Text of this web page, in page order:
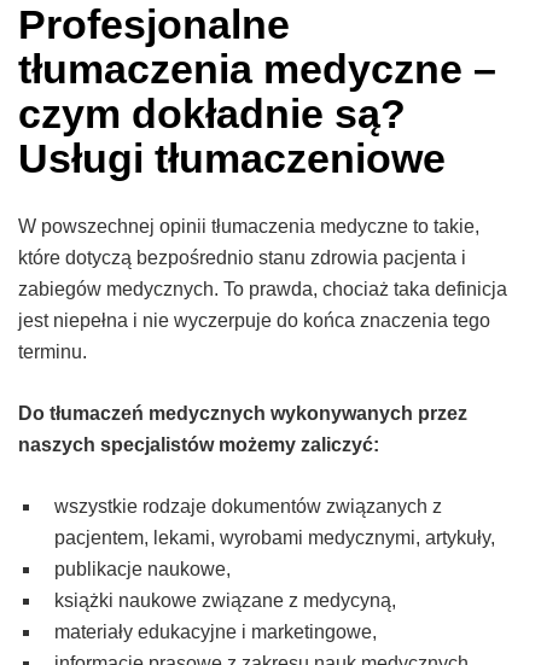
Profesjonalne
tłumaczenia medyczne –
czym dokładnie są?
Usługi tłumaczeniowe
W powszechnej opinii tłumaczenia medyczne to takie,
które dotyczą bezpośrednio stanu zdrowia pacjenta i
zabiegów medycznych. To prawda, chociaż taka definicja
jest niepełna i nie wyczerpuje do końca znaczenia tego
terminu.
Do tłumaczeń medycznych wykonywanych przez
naszych specjalistów możemy zaliczyć:
wszystkie rodzaje dokumentów związanych z
pacjentem, lekami, wyrobami medycznymi, artykuły,
publikacje naukowe,
książki naukowe związane z medycyną,
materiały edukacyjne i marketingowe,